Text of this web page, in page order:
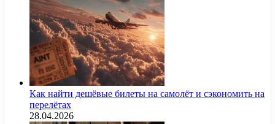
Как найти дешёвые билеты на самолёт и сэкономить на
перелётах
28.04.2026